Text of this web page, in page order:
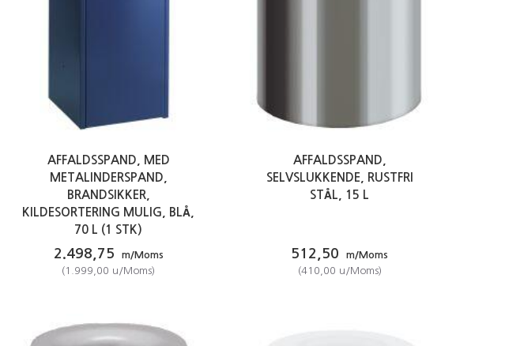
AFFALDSSPAND, MED
METALINDERSPAND,
BRANDSIKKER,
KILDESORTERING MULIG, BLÅ,
70 L (1 STK)
2.498,75
m/Moms
(1.999,00 u/Moms)
AFFALDSSPAND,
SELVSLUKKENDE, RUSTFRI
STÅL, 15 L
512,50
m/Moms
(410,00 u/Moms)